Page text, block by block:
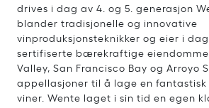
drives i dag av 4. og 5. generasjon
blander tradisjonelle og innovative
vinproduksjonsteknikker og eier i
sertifiserte bærekraftige
Valley, San Francisco Bay og Arroyo
appellasjoner til å lage en
viner. Wente laget i sin tid en egen